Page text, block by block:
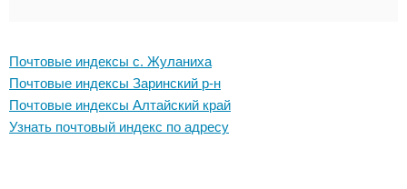
Почтовые индексы с. Жуланиха
Почтовые индексы Заринский р-н
Почтовые индексы Алтайский край
Узнать почтовый индекс по адресу